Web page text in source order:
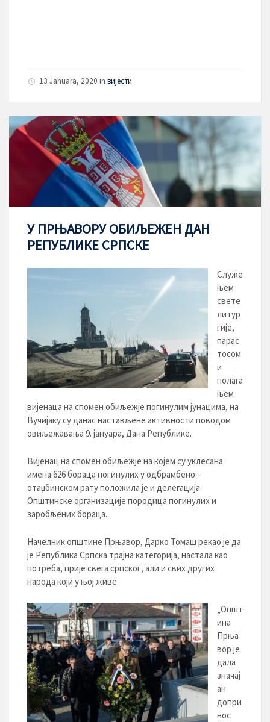
13 Januara, 2020 in вијести
У ПРЊАВОРУ ОБИЉЕЖЕН ДАН
РЕПУБЛИКЕ СРПСКЕ
Служе
њем
свете
литур
гије,
парас
тосом
и
полага
њем
вијенаца на спомен обиљежје погинулим јунацима, на
Вучијаку су данас настављене активности поводом
овиљежавања 9. јануара, Дана Републике.
Вијенац на спомен обиљежје на којем су уклесана
имена 626 бораца погинулих у одбрамбено –
отаџбинском рату положила је и делегација
Општинске организације породица погинулих и
заробљених бораца.
Начелник општине Прњавор, Дарко Томаш рекао је да
је Република Српска трајна категорија, настала као
потреба, прије свега српског, али и свих других
народа који у њој живе.
„Општ
ина
Прња
вор је
дала
значај
ан
допри
нос